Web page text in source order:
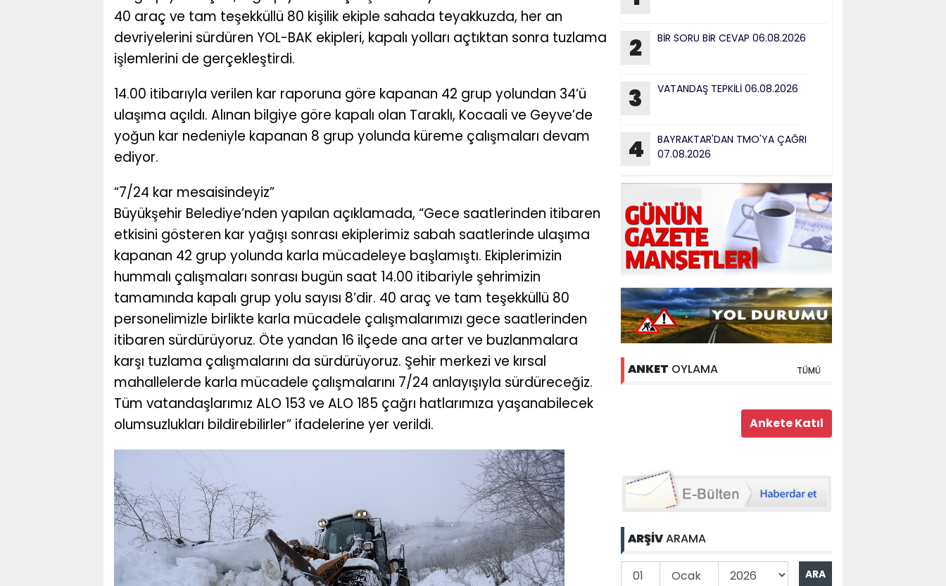
40 araç ve tam teşekküllü 80 kişilik ekiple sahada teyakkuzda, her an
devriyelerini sürdüren YOL-BAK ekipleri, kapalı yolları açtıktan sonra tuzlama
işlemlerini de gerçekleştirdi.
14.00 itibarıyla verilen kar raporuna göre kapanan 42 grup yolundan 34’ü
ulaşıma açıldı. Alınan bilgiye göre kapalı olan Taraklı, Kocaali ve Geyve’de
yoğun kar nedeniyle kapanan 8 grup yolunda küreme çalışmaları devam
ediyor.
“7/24 kar mesaisindeyiz”
Büyükşehir Belediye’nden yapılan açıklamada, “Gece saatlerinden itibaren
etkisini gösteren kar yağışı sonrası ekiplerimiz sabah saatlerinde ulaşıma
kapanan 42 grup yolunda karla mücadeleye başlamıştı. Ekiplerimizin
hummalı çalışmaları sonrası bugün saat 14.00 itibariyle şehrimizin
tamamında kapalı grup yolu sayısı 8’dir. 40 araç ve tam teşekküllü 80
personelimizle birlikte karla mücadele çalışmalarımızı gece saatlerinden
itibaren sürdürüyoruz. Öte yandan 16 ilçede ana arter ve buzlanmalara
karşı tuzlama çalışmalarını da sürdürüyoruz. Şehir merkezi ve kırsal
mahallelerde karla mücadele çalışmalarını 7/24 anlayışıyla sürdüreceğiz.
Tüm vatandaşlarımız ALO 153 ve ALO 185 çağrı hatlarımıza yaşanabilecek
olumsuzlukları bildirebilirler” ifadelerine yer verildi.
2 BİR SORU BİR CEVAP 06.08.2026
3 VATANDAŞ TEPKİLİ 06.08.2026
4
BAYRAKTAR'DAN TMO'YA ÇAĞRI
07.08.2026
ANKET OYLAMA TÜMÜ
ARŞİVARAMA